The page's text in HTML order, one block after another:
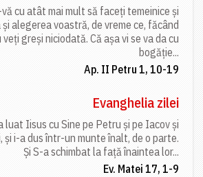
cu atât mai mult să faceți temeinice și
alegerea voastră, de vreme ce, făcând
greși niciodată. Că așa vi se va da cu
bogăție...
Ap. II Petru 1, 10-19
Evanghelia zilei
luat Iisus cu Sine pe Petru și pe Iacov și
i-a dus într-un munte înalt, de o parte.
Și S-a schimbat la față înaintea lor...
Ev. Matei 17, 1-9